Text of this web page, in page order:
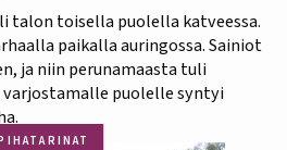
talon toisella puolella katveessa.
paikalla auringossa. Sainiot
ja niin perunamaasta tuli
varjostamalle puolelle syntyi